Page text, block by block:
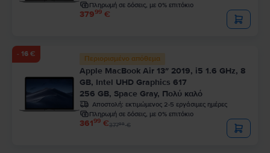
Πληρωμή σε δόσεις, με 0% επιτόκιο
37999 €
- 16 €
Περιορισμένο απόθεμα
Apple MacBook Air 13″ 2019, i5 1.6 GHz, 8
GB, Intel UHD Graphics 617
256 GB, Space Gray, Πολύ καλό
Αποστολή: εκτιμώμενος 2-5 εργάσιμες ημέρες
Πληρωμή σε δόσεις, με 0% επιτόκιο
36199 €37799€